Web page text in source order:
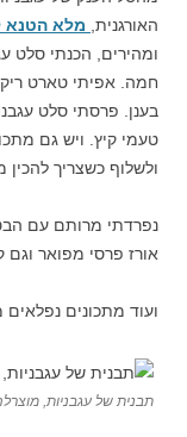
האורגנית, מלא הטנא
ומהירים, הכנתי סלט
חמה. אפיתי טארט
בענן. פרסתי סלט
טעמי קיץ. ויש גם
ולשלוף כשצריך
נפרדתי מרותם עם
אורז פרסי מפואר וגם
ועוד מתכונים
תבנית של עגבניות,